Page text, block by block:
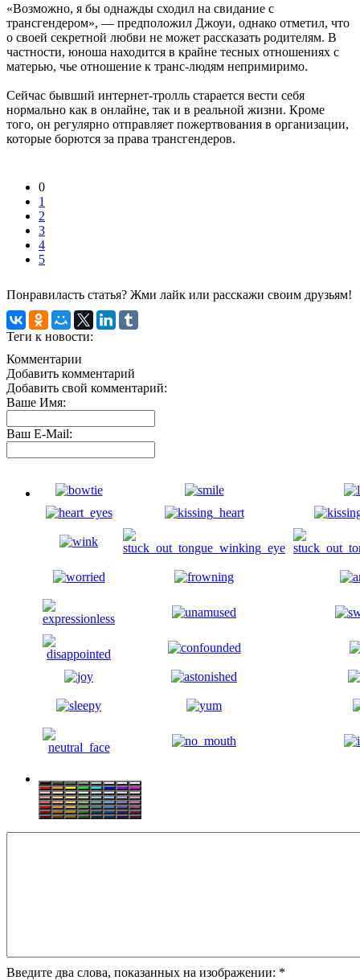
«Возможно, я бы однажды сходил на свидание с
трансгендером», — предположил Джоуи, однако отметил, что
о своей секретной любви не может рассказать родителям. В
частности, юноша находится в крайне тесных отношениях с
матерью, чье отношение к транс-людям непримиримо.
Сейчас бывший интернет-тролль старается вести себя
нормально как в онлайне, так и в реальной жизни. Кроме
того, он регулярно отправляет пожертвования в организации,
которые борются за права трансгендеров.
0
1
2
3
4
5
Понравиласть статья? Жми лайк или расскажи своим друзьям!
Теги к новости:
Комментарии
Добавить комментарий
Добавить свой комментарий:
Ваше Имя:
Ваш E-Mail:
Введите два слова, показанных на изображении: *